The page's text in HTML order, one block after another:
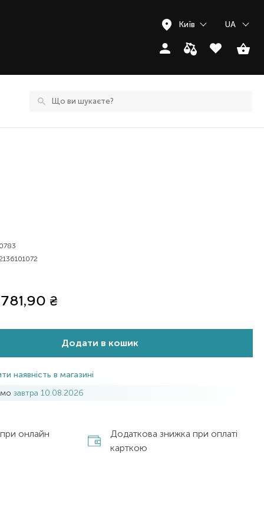
Київ UA
781,90 ₴
Додати в кошик
наявність в магазині
завтра 10.08.2026
онлайн
Додаткова знижка при оплаті
карткою